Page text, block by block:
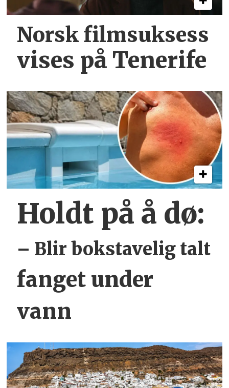
Norsk filmsuksess
vises på Tenerife
Holdt på å dø:
– Blir bokstavelig talt
fanget under
vann